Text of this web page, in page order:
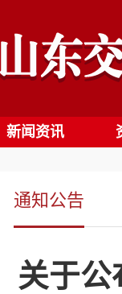
新闻资讯
通知公告
关于公